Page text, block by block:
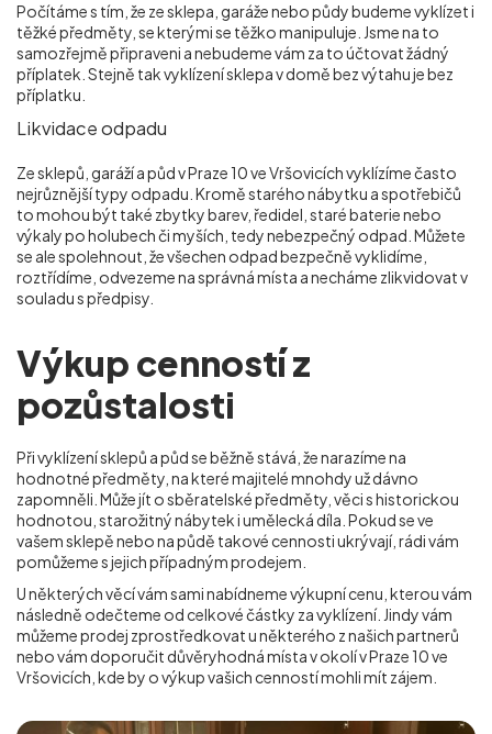
Počítáme s tím, že ze sklepa, garáže nebo půdy budeme vyklízet i
těžké předměty, se kterými se těžko manipuluje. Jsme na to
samozřejmě připraveni a nebudeme vám za to účtovat žádný
příplatek. Stejně tak vyklízení sklepa v domě bez výtahu je bez
příplatku.
Likvidace odpadu
Ze sklepů, garáží a půd v Praze 10 ve Vršovicíchvyklízíme často
nejrůznější typy odpadu. Kromě starého nábytku a spotřebičů
to mohou být také zbytky barev, ředidel, staré baterie nebo
výkaly po holubech či myších, tedy nebezpečný odpad. Můžete
se ale spolehnout, že všechen odpad bezpečně vyklidíme,
roztřídíme, odvezeme na správná místa a necháme zlikvidovat v
souladu s předpisy.
Výkup cenností z
pozůstalosti
Při vyklízení sklepů a půd se běžně stává, že narazíme na
hodnotné předměty, na které majitelé mnohdy už dávno
zapomněli. Může jít o sběratelské předměty, věci s historickou
hodnotou, starožitný nábytek i umělecká díla. Pokud se ve
vašem sklepě nebo na půdě takové cennosti ukrývají, rádi vám
pomůžeme s jejich případným prodejem.
U některých věcí vám sami nabídneme výkupní cenu, kterou vám
následně odečteme od celkové částky za vyklízení. Jindy vám
můžeme prodej zprostředkovat u některého z našich partnerů
nebo vám doporučit důvěryhodná místa v okolí v Praze 10 ve
Vršovicích , kde by o výkup vašich cenností mohli mít zájem.